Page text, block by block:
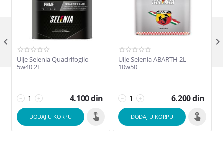
Ulje Selenia Quadrifoglio
5w40 2L
+
− 4.100din
DODAJ U KORPU
Ulje Selenia ABARTH 2L
10w50
+
− 6.200din
DODAJ U KORPU
 